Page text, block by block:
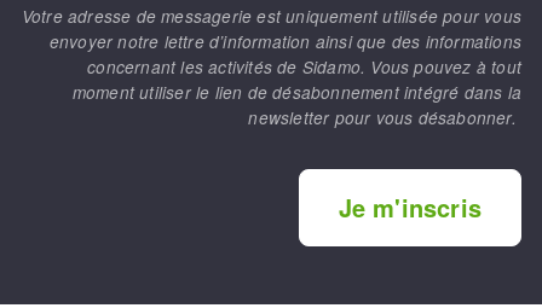
Votre adresse de messagerie est uniquement utilisée pour vous
envoyer notre lettre d’information ainsi que des informations
concernant les activités de Sidamo. Vous pouvez à tout
moment utiliser le lien de désabonnement intégré dans la
newsletter pour vous désabonner.
Je m'inscris